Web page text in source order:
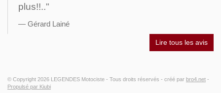
plus!!.."
Gérard Lainé
Lire tous les avis
© Copyright 2026 LEGENDES Motociste - Tous droits réservés - créé par bro4.net -
Propulsé par Kiubi